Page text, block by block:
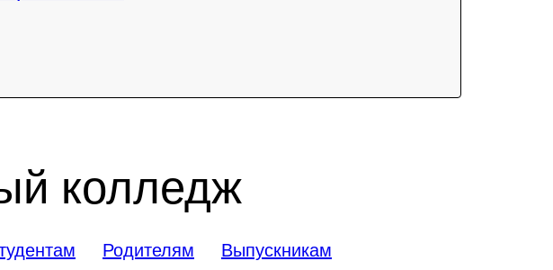
колледж
Родителям
Выпускникам